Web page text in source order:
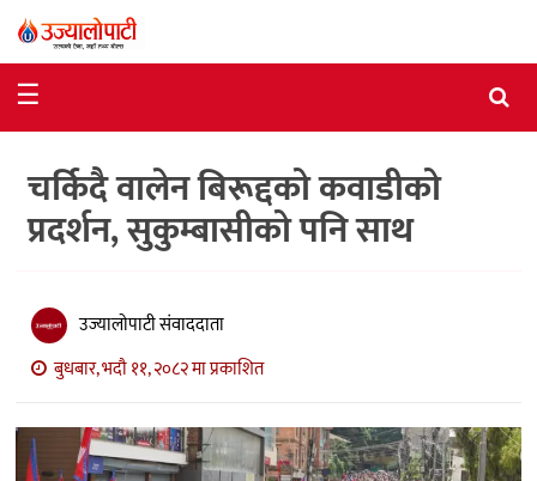
राजनीति
विशेष
आर्थिक
अन्तर्वार्ता
मनोरञ्जन
विज्ञान
प्रविधि
☰
चर्किदै वालेन बिरूद्दको कवाडीको
प्रदर्शन, सुकुम्बासीको पनि साथ
उज्यालोपाटी संवाददाता
बुधबार, भदौ ११, २०८२ मा प्रकाशित